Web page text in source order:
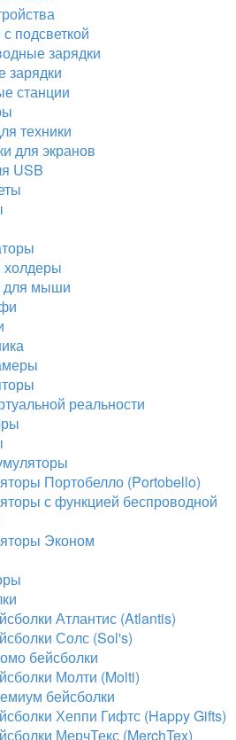
подсветкой
зарядки
зарядки
станции
техники
для экранов
USB
для мыши
реальности
Портобелло (Portobello)
с функцией беспроводной
Эконом
Атлантис (Atlantis)
Солс (Sol's)
бейсболки
Молти (Molti)
бейсболки
Хеппи Гифтс (Happy Gifts)
МерчТекс (MerchTex)